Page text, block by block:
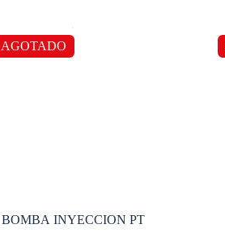
AGOTADO
BOMBA INYECCION PT